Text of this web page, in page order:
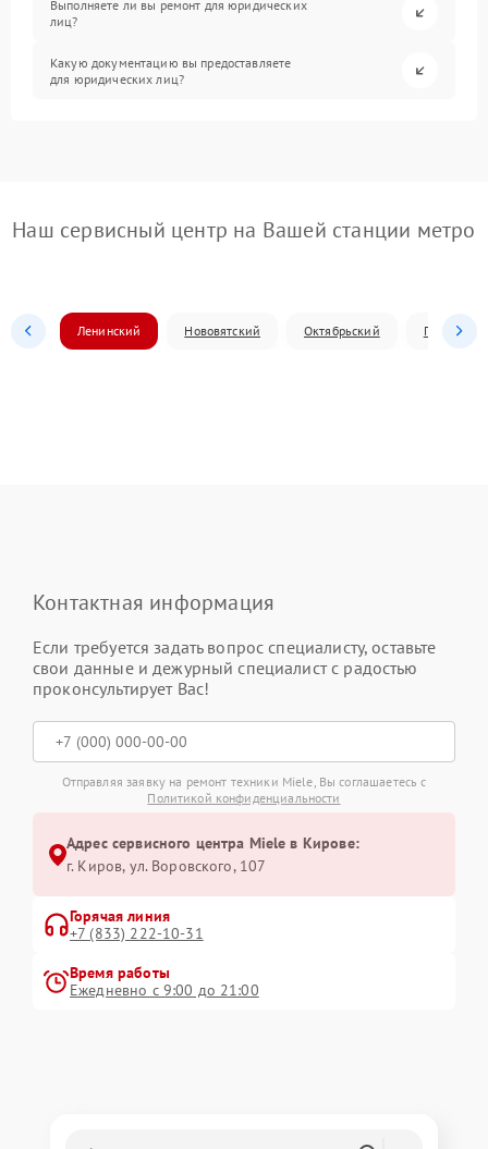
Выполняете ли вы ремонт для юридических
лиц?
Какую документацию вы предоставляете
для юридических лиц?
Наш сервисный центр на Вашей станции метро
Ленинский Нововятский Октябрьский
Контактная информация
Если требуется задать вопрос специалисту, оставьте
свои данные и дежурный специалист с радостью
проконсультирует Вас!
Отправляя заявку на ремонт техники Miele, Вы соглашаетесь с
Политикой конфиденциальности
Адрес сервисного центра Miele в Кирове:
г. Киров, ул. Воровского, 107
Горячая линия
+7 (833) 222-10-31
Время работы
Ежедневно с 9:00 до 21:00